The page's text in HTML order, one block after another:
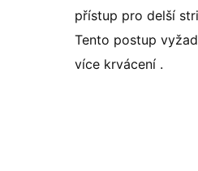
přístup pro delší
Tento postup
více krvácení .